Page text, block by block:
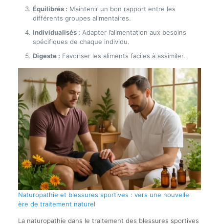
Équilibrés : Maintenir un bon rapport entre les
différents groupes alimentaires.
Individualisés : Adapter l’alimentation aux besoins
spécifiques de chaque individu.
Digeste : Favoriser les aliments faciles à assimiler.
Naturopathie et blessures sportives : vers une nouvelle
ère de traitement naturel
La naturopathie dans le traitement des blessures sportives